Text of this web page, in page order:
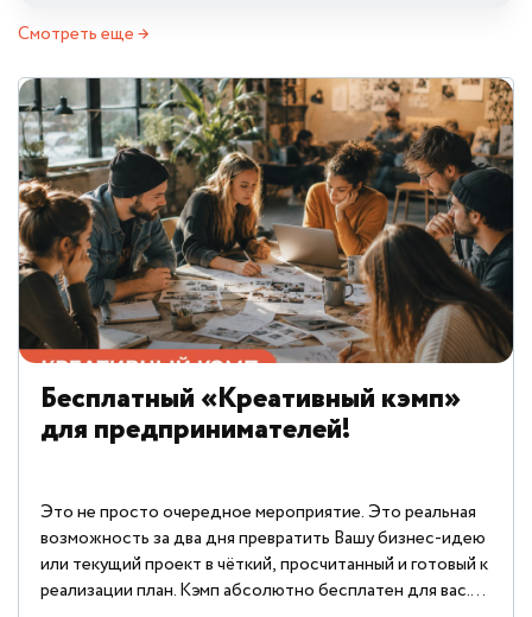
Смотреть еще →
Бесплатный «Креативный кэмп»
для предпринимателей!
Это не просто очередное мероприятие. Это реальная
возможность за два дня превратить Вашу бизнес-идею
или текущий проект в чёткий, просчитанный и готовый к
реализации план. Кэмп абсолютно бесплатен для вас.